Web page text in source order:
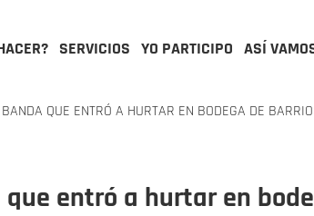
SERVICIOS YO PARTICIPO ASÍ
QUE ENTRÓ A HURTAR EN BODEGA DE
entró a hurtar en